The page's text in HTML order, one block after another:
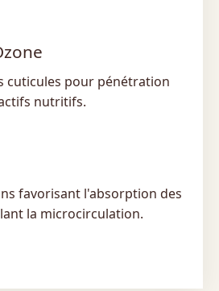
cuticules pour pénétration
nutritifs.
favorisant l'absorption des
la microcirculation.